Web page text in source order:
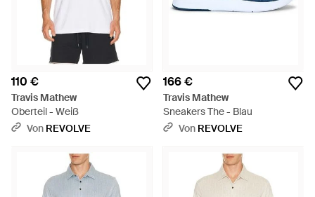
110 €
Travis Mathew
Oberteil - Weiß
Von REVOLVE
166 €
Travis Mathew
Sneakers The - Blau
Von REVOLVE